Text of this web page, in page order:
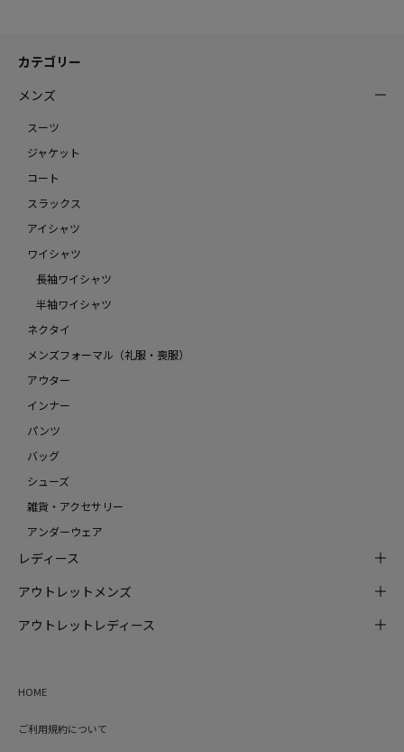
カテゴリー
メンズ
スーツ
ジャケット
コート
スラックス
アイシャツ
ワイシャツ
長袖ワイシャツ
半袖ワイシャツ
ネクタイ
メンズフォーマル（礼服・喪服）
アウター
インナー
パンツ
バッグ
シューズ
雑貨・アクセサリー
アンダーウェア
レディース
アウトレットメンズ
アウトレットレディース
HOME
ご利用規約について